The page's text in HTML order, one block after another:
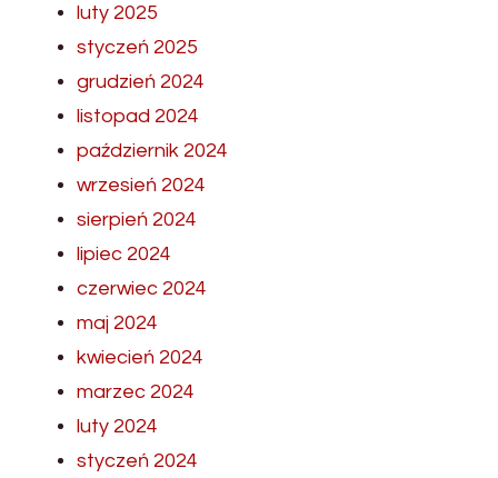
luty 2025
styczeń 2025
grudzień 2024
listopad 2024
październik 2024
wrzesień 2024
sierpień 2024
lipiec 2024
czerwiec 2024
maj 2024
kwiecień 2024
marzec 2024
luty 2024
styczeń 2024